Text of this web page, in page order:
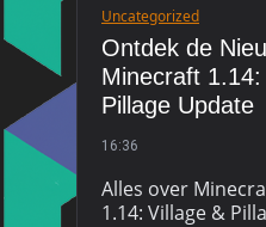
Uncategorized
Ontdek de
Minecraft
Pillage Update
16:36
Alles over
1.14: Village &